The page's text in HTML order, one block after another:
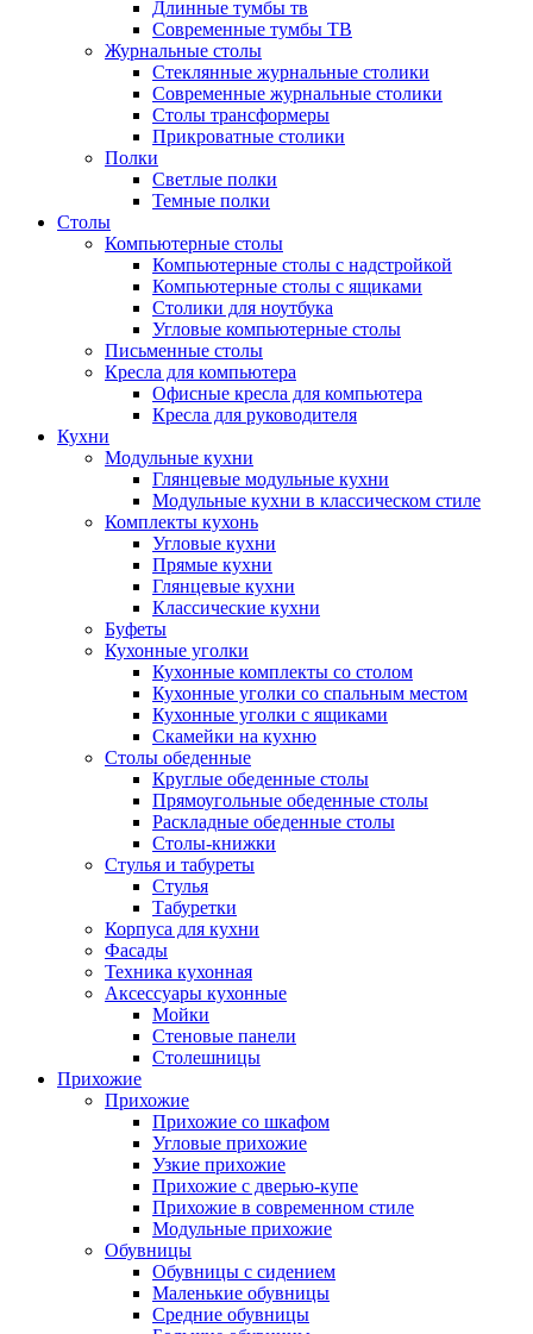
Длинные тумбы тв
Современные тумбы ТВ
Журнальные столы
Стеклянные журнальные столики
Современные журнальные столики
Столы трансформеры
Прикроватные столики
Полки
Светлые полки
Темные полки
Столы
Компьютерные столы
Компьютерные столы с надстройкой
Компьютерные столы с ящиками
Столики для ноутбука
Угловые компьютерные столы
Письменные столы
Кресла для компьютера
Офисные кресла для компьютера
Кресла для руководителя
Кухни
Модульные кухни
Глянцевые модульные кухни
Модульные кухни в классическом стиле
Комплекты кухонь
Угловые кухни
Прямые кухни
Глянцевые кухни
Классические кухни
Буфеты
Кухонные уголки
Кухонные комплекты со столом
Кухонные уголки со спальным местом
Кухонные уголки с ящиками
Скамейки на кухню
Столы обеденные
Круглые обеденные столы
Прямоугольные обеденные столы
Раскладные обеденные столы
Столы-книжки
Стулья и табуреты
Стулья
Табуретки
Корпуса для кухни
Фасады
Техника кухонная
Аксессуары кухонные
Мойки
Стеновые панели
Столешницы
Прихожие
Прихожие
Прихожие со шкафом
Угловые прихожие
Узкие прихожие
Прихожие с дверью-купе
Прихожие в современном стиле
Модульные прихожие
Обувницы
Обувницы с сидением
Маленькие обувницы
Средние обувницы